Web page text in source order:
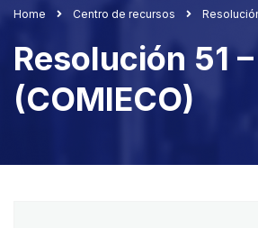
Home Centro de recursos
Resolución 51
(COMIECO)